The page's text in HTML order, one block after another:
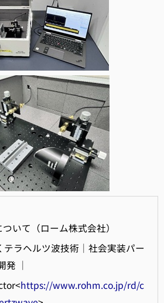
いて（ローム株式会社）
テラヘルツ波技術│社会実装パー
発 │
https://www.rohm.co.jp/rd/c